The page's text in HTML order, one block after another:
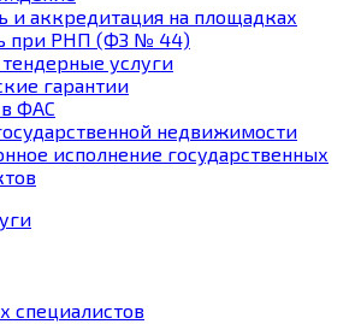
и аккредитация на площадках
при РНП (ФЗ № 44)
услуги
гарантии
ФАС
недвижимости
исполнение государственных
специалистов